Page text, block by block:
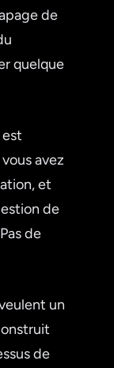
de
quelque
avez
et
de
de
un
de